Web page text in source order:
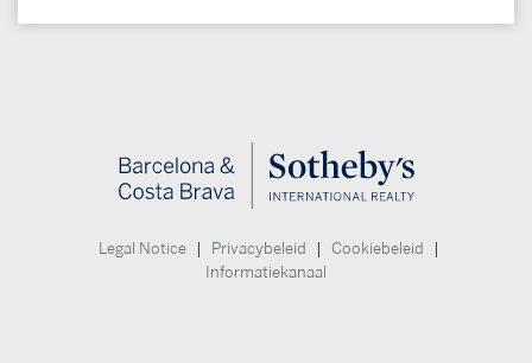
Legal Notice Privacybeleid Cookiebeleid
Informatiekanaal